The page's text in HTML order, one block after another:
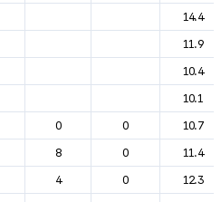
14.4
11.9
10.4
10.1
0 0
10.7
8 0
11.4
4 0
12.3